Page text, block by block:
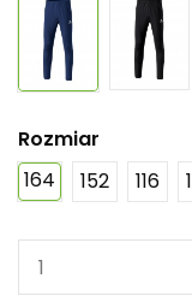
Rozmiar
164
152 116